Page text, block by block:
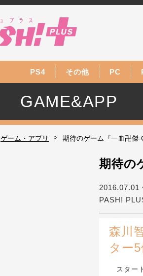
PS4 その他 PC
GAME&APP
ゲーム・アプリ > 期待のゲーム『一血卍傑
期待の
2016.07.01
PASH!
森川
ター
スター